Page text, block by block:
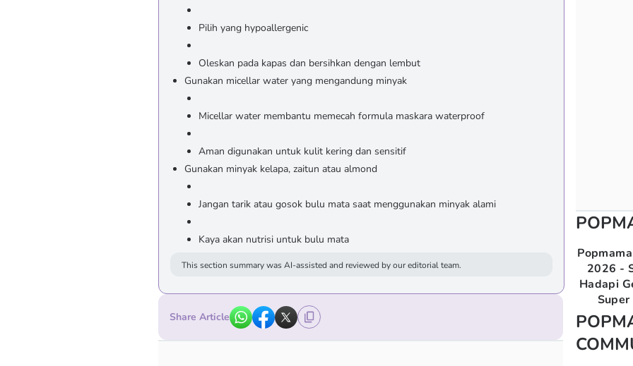
Pilih yang hypoallergenic
Oleskan pada kapas dan bersihkan dengan lembut
Gunakan micellar water yang mengandung minyak
Micellar water membantu memecah formula maskara waterproof
Aman digunakan untuk kulit kering dan sensitif
Gunakan minyak kelapa, zaitun atau almond
Jangan tarik atau gosok bulu mata saat menggunakan minyak alami
Kaya akan nutrisi untuk bulu mata
This section summary was AI-assisted and reviewed by our editorial team.
Share Article
2026 -
Hadapi